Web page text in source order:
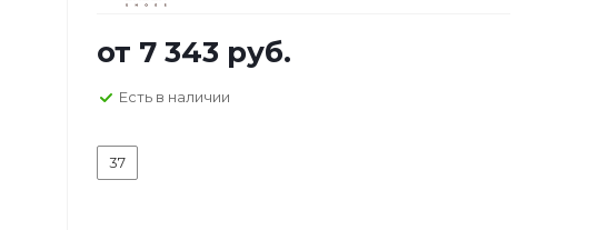
от 7 343 руб.
Есть в наличии
37